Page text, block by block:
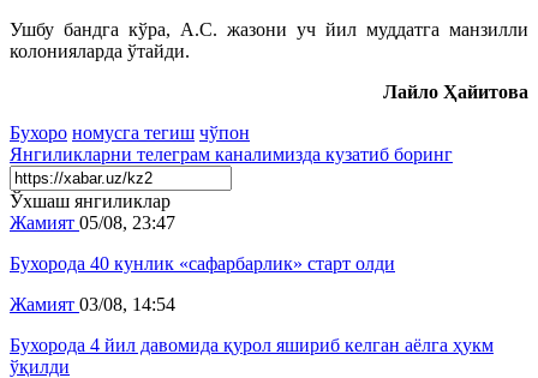
Ушбу бандга кўра, А.С. жазони уч йил муддатга манзилли
колонияларда ўтайди.
Лайло Ҳайитова
Бухоро номусга тегиш чўпон
Янгиликларни телеграм каналимизда кузатиб боринг
Ўхшаш янгиликлар
Жамият 05/08, 23:47
Бухорода 40 кунлик «сафарбарлик» старт олди
Жамият 03/08, 14:54
Бухорода 4 йил давомида қурол яшириб келган аёлга ҳукм
ўқилди